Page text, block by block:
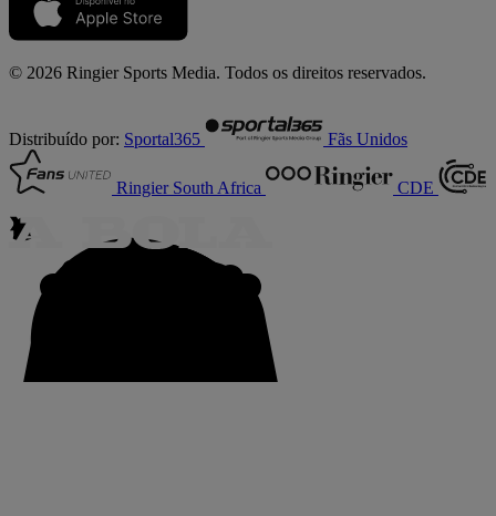
© 2026 Ringier Sports Media. Todos os direitos reservados.
Distribuído por: Sportal365 Fãs Unidos
Ringier South Africa CDE